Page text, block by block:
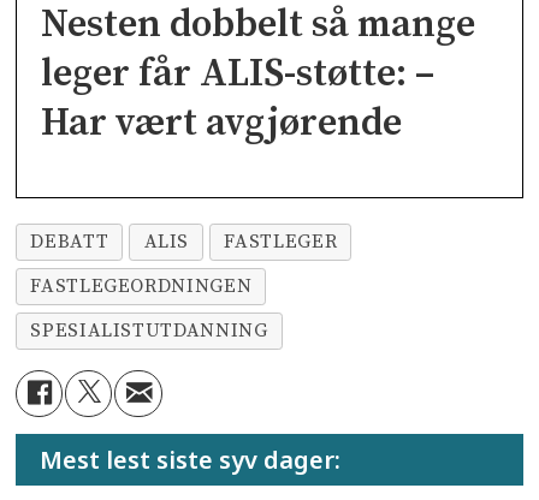
Nesten dobbelt så mange
leger får ALIS-støtte: –
Har vært avgjørende
DEBATT ALIS
FASTLEGER
FASTLEGEORDNINGEN
SPESIALISTUTDANNING
Mest lest siste syv dager: